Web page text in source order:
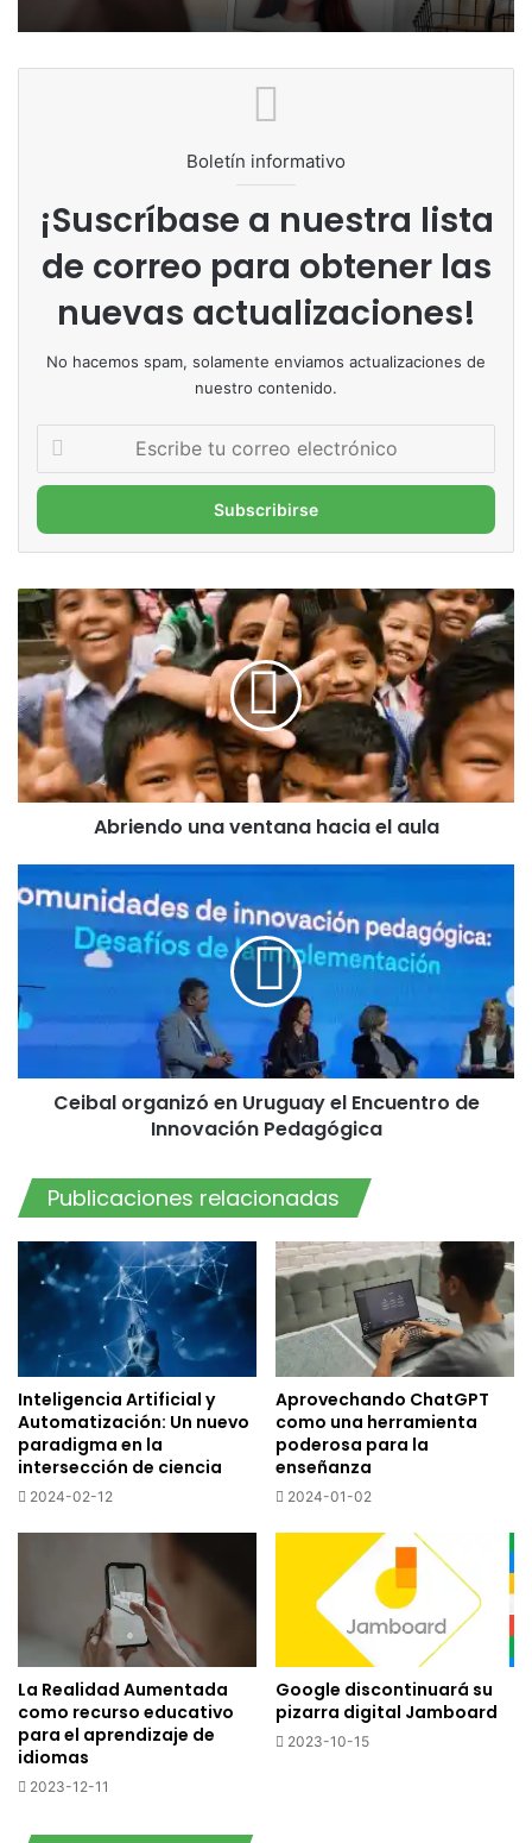
Boletín informativo
¡Suscríbase a nuestra lista
de correo para obtener las
nuevas actualizaciones!
No hacemos spam, solamente enviamos actualizaciones de
nuestro contenido.
Escribe
correo
Abriendo
una
ventana
hacia
el
aula
Abriendo una ventana hacia el aula
organizó
Uruguay
Encuentro
de
Innovación
Pedagógica
Ceibal organizó en Uruguay el Encuentro de
Innovación Pedagógica
Publicaciones relacionadas
Inteligencia Artificial y
Automatización: Un nuevo
paradigma en la
intersección de ciencia
2024-02-12
Aprovechando ChatGPT
como una herramienta
poderosa para la
enseñanza
2024-01-02
La Realidad Aumentada
como recurso educativo
para el aprendizaje de
idiomas
2023-12-11
Google discontinuará su
pizarra digital Jamboard
2023-10-15